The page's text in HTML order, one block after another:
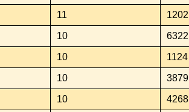
11 1202
10 6322
10 1124
10 3879
10 4268